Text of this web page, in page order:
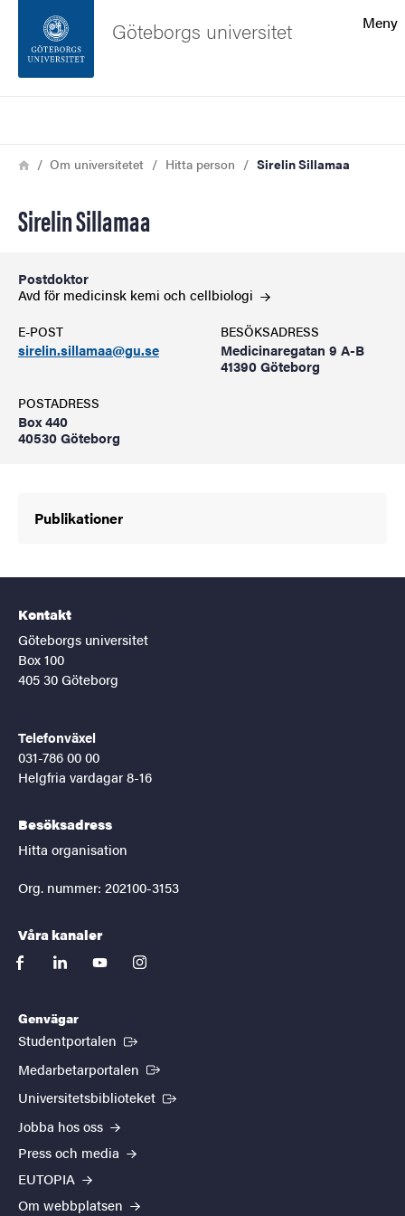
Sidfoten
Meny
Göteborgs universitet
Länkstig
HemOm universitetet Hitta person Sirelin Sillamaa
Sirelin Sillamaa
Postdoktor
Avd för medicinsk kemi och cellbiologi
E-POST
sirelin.sillamaa@gu.se
BESÖKSADRESS
Medicinaregatan 9 A-B
41390 Göteborg
POSTADRESS
Box 440
40530 Göteborg
Publikationer
Kontakt
Göteborgs universitet
Box 100
405 30 Göteborg
Telefonväxel
031-786 00 00
Helgfria vardagar 8-16
Besöksadress
Hitta organisation
Org. nummer: 202100-3153
Våra kanaler
facebooklinkedinyoutubeinstagram
Genvägar
Studentportalen (Extern länk)
Medarbetarportalen (Extern länk)
Universitetsbiblioteket (Extern länk)
Jobba hos oss
Press och media
EUTOPIA
Om webbplatsen